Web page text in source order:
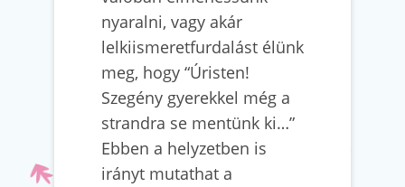
nyaralni, vagy akár
lelkiismeretfurdalást élünk
meg, hogy “Úristen!
Szegény gyerekkel még a
strandra se mentünk ki…”
Ebben a helyzetben is
irányt mutathat a